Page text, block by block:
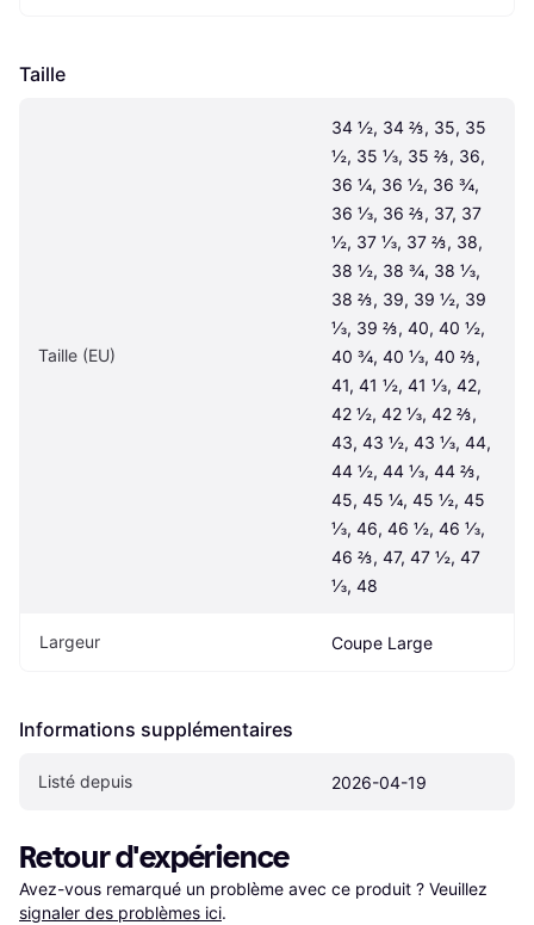
Taille
Taille (EU)
34 ½, 34 ⅔, 35, 35
½, 35 ⅓, 35 ⅔, 36,
36 ¼, 36 ½, 36 ¾,
36 ⅓, 36 ⅔, 37, 37
½, 37 ⅓, 37 ⅔, 38,
38 ½, 38 ¾, 38 ⅓,
38 ⅔, 39, 39 ½, 39
⅓, 39 ⅔, 40, 40 ½,
40 ¾, 40 ⅓, 40 ⅔,
41, 41 ½, 41 ⅓, 42,
42 ½, 42 ⅓, 42 ⅔,
43, 43 ½, 43 ⅓, 44,
44 ½, 44 ⅓, 44 ⅔,
45, 45 ¼, 45 ½, 45
⅓, 46, 46 ½, 46 ⅓,
46 ⅔, 47, 47 ½, 47
⅓, 48
Largeur Coupe Large
Informations supplémentaires
Listé depuis 2026-04-19
Retour d'expérience
Avez-vous remarqué un problème avec ce produit ? Veuillez
signaler des problèmes ici.